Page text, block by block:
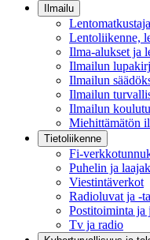
Ilmailu
Lentomatkustaja
Lentoliikenne,
Ilma-alukset ja
Ilmailun
Ilmailun
Ilmailun
Ilmailun
Miehittämätön
Tietoliikenne
Fi-
Puhelin ja
Viestintäverkot
Radioluvat ja -
Postitoiminta ja
Tv ja radio